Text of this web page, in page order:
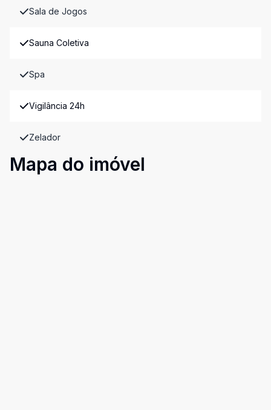
Sala de Jogos
Sauna Coletiva
Spa
Vigilância 24h
Zelador
Mapa do imóvel